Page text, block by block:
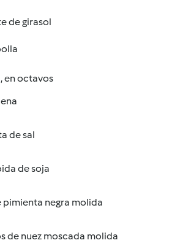
de girasol
en octavos
de sal
de soja
pimienta negra molida
de nuez moscada molida